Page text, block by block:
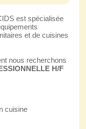
est spécialisée
et de cuisines
nous recherchons
H/F
cuisine